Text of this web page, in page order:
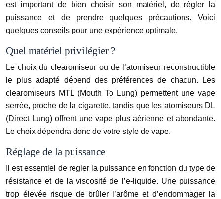
est important de bien choisir son matériel, de régler la
puissance et de prendre quelques précautions. Voici
quelques conseils pour une expérience optimale.
Quel matériel privilégier ?
Le choix du clearomiseur ou de l’atomiseur reconstructible
le plus adapté dépend des préférences de chacun. Les
clearomiseurs MTL (Mouth To Lung) permettent une vape
serrée, proche de la cigarette, tandis que les atomiseurs DL
(Direct Lung) offrent une vape plus aérienne et abondante.
Le choix dépendra donc de votre style de vape.
Réglage de la puissance
Il est essentiel de régler la puissance en fonction du type de
résistance et de la viscosité de l’e-liquide. Une puissance
trop élevée risque de brûler l’arôme et d’endommager la